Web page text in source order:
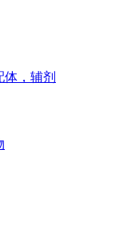
，辅剂